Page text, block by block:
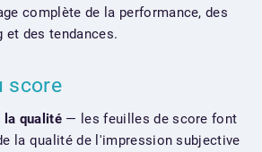
complète de la performance, des
et des tendances.
score
la qualité— les feuilles de score font
la qualité de l'impression subjective